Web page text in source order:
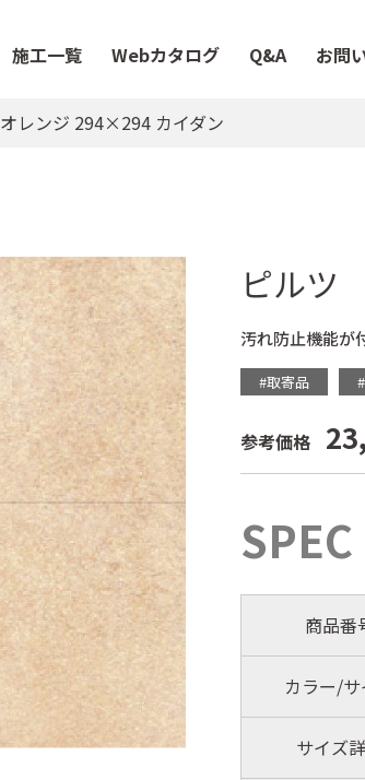
施工一覧 Webカタログ Q&A お問
オレンジ 294×294 カイダン
ピルツ
汚れ防止機能が
#取寄品
参考価格
SPEC
商品番
カラー/
サイズ